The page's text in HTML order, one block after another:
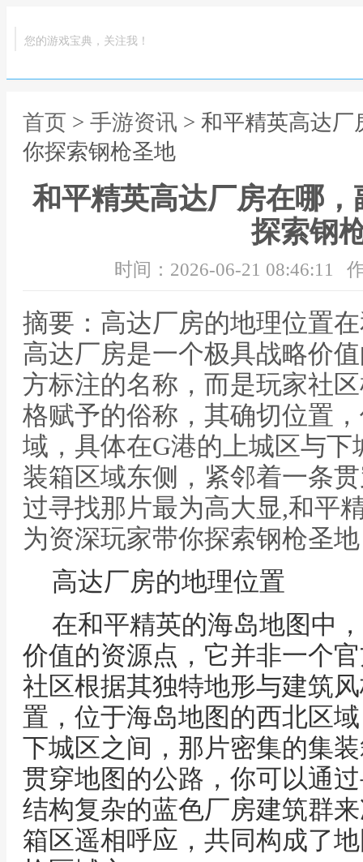
您的游戏宝典，关注我！
首页 > 手游资讯 > 和平精英高达
你探索钢枪圣地
和平精英高达厂房在哪
探索钢
时间：2026-06-21 08:46:11
摘要：高达厂房的地理位置
高达厂房是一个极具战略价
方标注的名称，而是玩家社
格赋予的俗称，其确切位置
域，具体在G港的上城区与
装箱区域东侧，紧邻着一条
过寻找那片最为高大显,和平
为资深玩家带你探索钢枪圣地
高达厂房的地理位置
在和平精英的海岛地图中
价值的资源点，它并非一个
社区根据其独特地形与建筑
置，位于海岛地图的西北区
下城区之间，那片密集的集
贯穿地图的公路，你可以通
结构复杂的蓝色厂房建筑群
箱区遥相呼应，共同构成了